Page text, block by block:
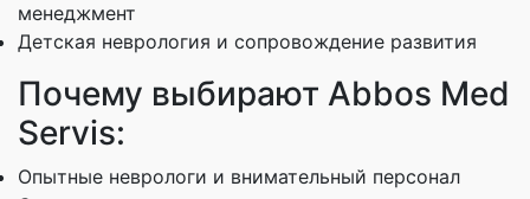
менеджмент
Детская неврология и сопровождение развития
Почему выбирают Abbos Med
Servis:
Опытные неврологи и внимательный персонал